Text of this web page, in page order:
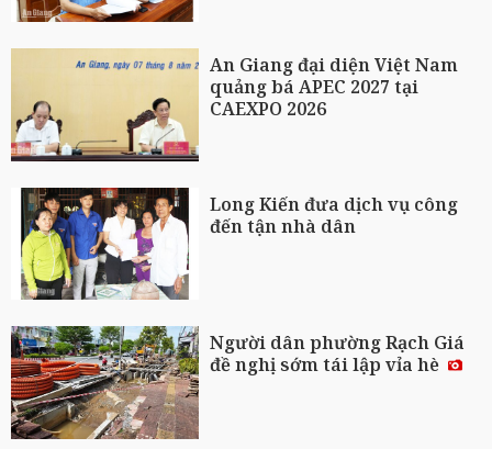
An Giang đại diện Việt Nam
quảng bá APEC 2027 tại
CAEXPO 2026
Long Kiến đưa dịch vụ công
đến tận nhà dân
Người dân phường Rạch Giá
đề nghị sớm tái lập vỉa hè